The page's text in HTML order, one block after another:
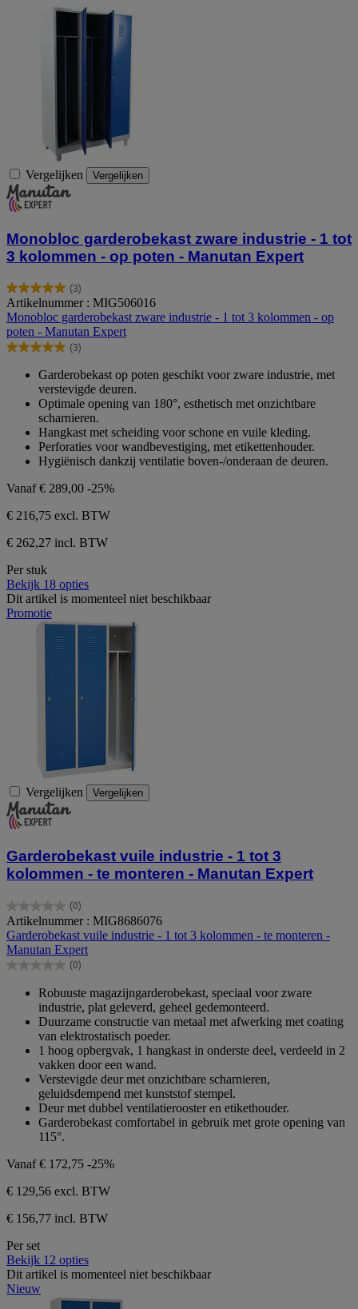
Vergelijken Vergelijken
Monobloc garderobekast zware industrie - 1 tot
3 kolommen - op poten - Manutan Expert
(3)
5.0
van
de
5
sterren.
beoordelingen
Artikelnummer : MIG506016
Monobloc garderobekast zware industrie - 1 tot 3 kolommen - op
poten - Manutan Expert
(3)
5.0
sterren.
beoordelingen
Garderobekast op poten geschikt voor zware industrie, met
verstevigde deuren.
Optimale opening van 180°, esthetisch met onzichtbare
scharnieren.
Hangkast met scheiding voor schone en vuile kleding.
Perforaties voor wandbevestiging, met etikettenhouder.
Hygiënisch dankzij ventilatie boven-/onderaan de deuren.
Vanaf€ 289,00 -25%
€ 216,75 excl. BTW
€ 262,27 incl. BTW
Per stuk
Bekijk 18 opties
Dit artikel is momenteel niet beschikbaar
Promotie
Vergelijken Vergelijken
Garderobekast vuile industrie - 1 tot 3
kolommen - te monteren - Manutan Expert
(0)
0.0
van
de
5
sterren.
Artikelnummer : MIG8686076
Garderobekast vuile industrie - 1 tot 3 kolommen - te monteren -
Manutan Expert
(0)
0.0
sterren.
Robuuste magazijngarderobekast, speciaal voor zware
industrie, plat geleverd, geheel gedemonteerd.
Duurzame constructie van metaal met afwerking met coating
van elektrostatisch poeder.
1 hoog opbergvak, 1 hangkast in onderste deel, verdeeld in 2
vakken door een wand.
Verstevigde deur met onzichtbare scharnieren,
geluidsdempend met kunststof stempel.
Deur met dubbel ventilatierooster en etikethouder.
Garderobekast comfortabel in gebruik met grote opening van
115°.
Vanaf€ 172,75 -25%
€ 129,56 excl. BTW
€ 156,77 incl. BTW
Per set
Bekijk 12 opties
Dit artikel is momenteel niet beschikbaar
Nieuw